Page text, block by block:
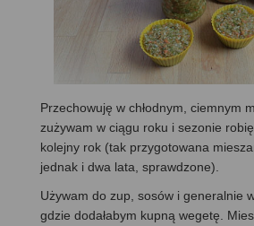
Przechowuję w chłodnym, ciemnym
zużywam w ciągu roku i sezonie
kolejny rok (tak przygotowana
jednak i dwa lata, sprawdzone).
Używam do zup, sosów i generalnie
gdzie dodałabym kupną wegetę.